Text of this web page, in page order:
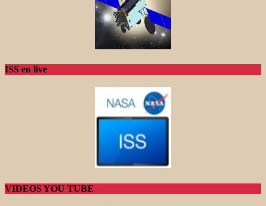
ISS en live
VIDEOS YOU TUBE